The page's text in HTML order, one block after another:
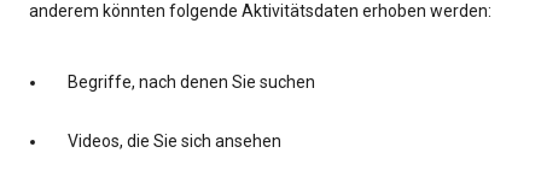
anderem könnten folgende Aktivitätsdaten erhoben werden:
Begriffe, nach denen Sie suchen
Videos, die Sie sich ansehen